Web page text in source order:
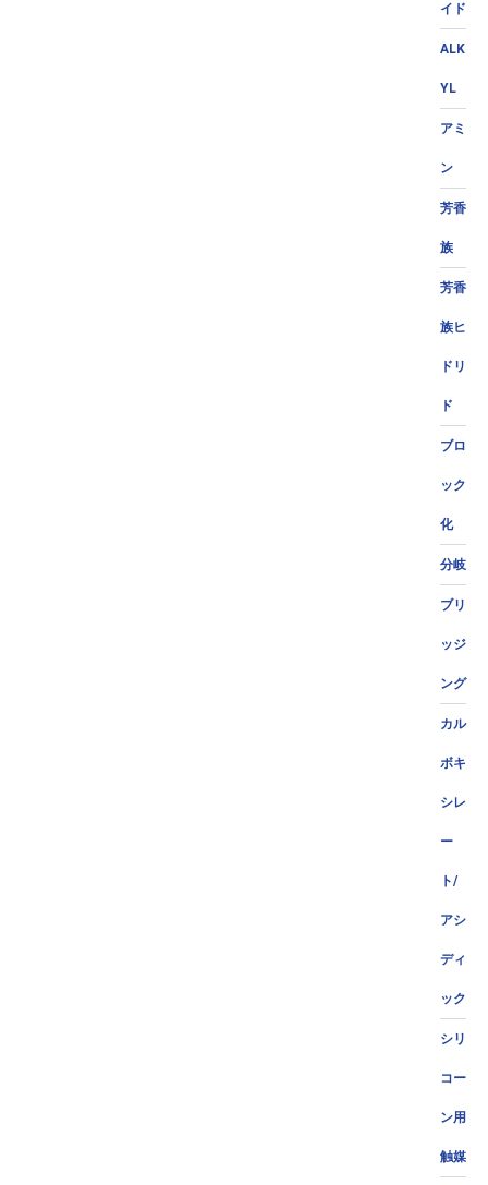
イド
ALK
YL
アミ
ン
芳香
族
芳香
族ヒ
ドリ
ド
ブロ
ック
化
分岐
ブリ
ッジ
ング
カル
ボキ
シレ
ー
ト/
アシ
ディ
ック
シリ
コー
ン用
触媒